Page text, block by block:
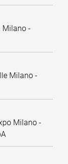
Milano -
Milano -
Milano -